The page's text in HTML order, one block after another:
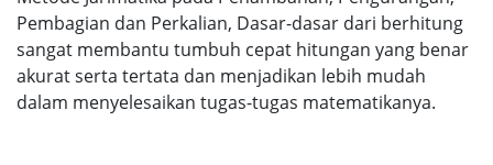
Pembagian dan Perkalian, Dasar-dasar dari berhitung
sangat membantu tumbuh cepat hitungan yang benar
akurat serta tertata dan menjadikan lebih mudah
dalam menyelesaikan tugas-tugas matematikanya.